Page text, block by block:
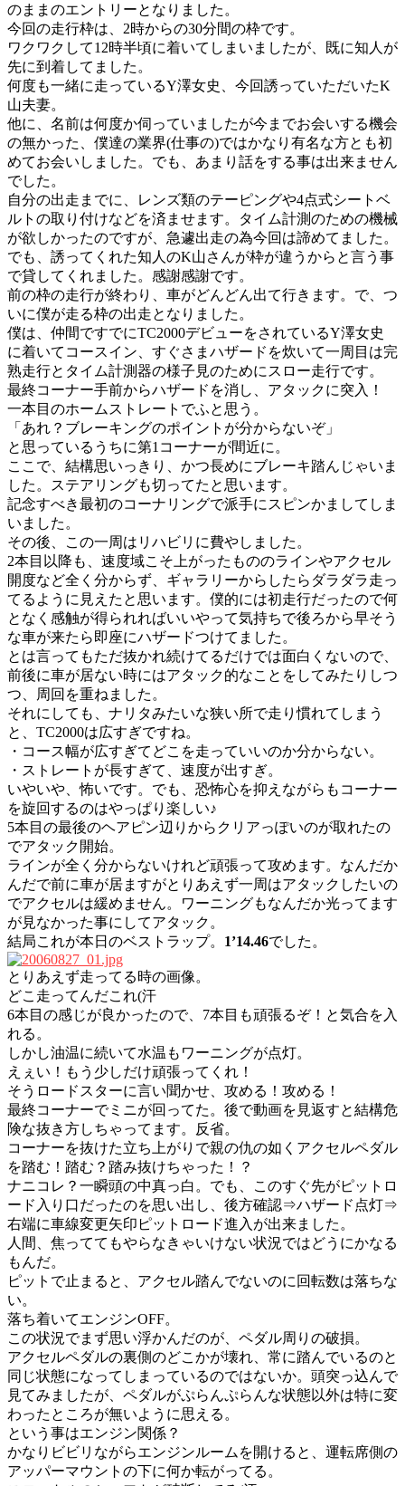
のままのエントリーとなりました。
今回の走行枠は、2時からの30分間の枠です。
ワクワクして12時半頃に着いてしまいましたが、既に知人が
先に到着してました。
何度も一緒に走っているY澤女史、今回誘っていただいたK
山夫妻。
他に、名前は何度か伺っていましたが今までお会いする機会
の無かった、僕達の業界(仕事の)ではかなり有名な方とも初
めてお会いしました。でも、あまり話をする事は出来ません
でした。
自分の出走までに、レンズ類のテーピングや4点式シートベ
ルトの取り付けなどを済ませます。タイム計測のための機械
が欲しかったのですが、急遽出走の為今回は諦めてました。
でも、誘ってくれた知人のK山さんが枠が違うからと言う事
で貸してくれました。感謝感謝です。
前の枠の走行が終わり、車がどんどん出て行きます。で、つ
いに僕が走る枠の出走となりました。
僕は、仲間ですでにTC2000デビューをされているY澤女史
に着いてコースイン、すぐさまハザードを炊いて一周目は完
熟走行とタイム計測器の様子見のためにスロー走行です。
最終コーナー手前からハザードを消し、アタックに突入！
一本目のホームストレートでふと思う。
「あれ？ブレーキングのポイントが分からないぞ」
と思っているうちに第1コーナーが間近に。
ここで、結構思いっきり、かつ長めにブレーキ踏んじゃいま
した。ステアリングも切ってたと思います。
記念すべき最初のコーナリングで派手にスピンかましてしま
いました。
その後、この一周はリハビリに費やしました。
2本目以降も、速度域こそ上がったもののラインやアクセル
開度など全く分からず、ギャラリーからしたらダラダラ走っ
てるように見えたと思います。僕的には初走行だったので何
となく感触が得られればいいやって気持ちで後ろから早そう
な車が来たら即座にハザードつけてました。
とは言ってもただ抜かれ続けてるだけでは面白くないので、
前後に車が居ない時にはアタック的なことをしてみたりしつ
つ、周回を重ねました。
それにしても、ナリタみたいな狭い所で走り慣れてしまう
と、TC2000は広すぎですね。
・コース幅が広すぎてどこを走っていいのか分からない。
・ストレートが長すぎて、速度が出すぎ。
いやいや、怖いです。でも、恐怖心を抑えながらもコーナー
を旋回するのはやっぱり楽しい♪
5本目の最後のヘアピン辺りからクリアっぽいのが取れたの
でアタック開始。
ラインが全く分からないけれど頑張って攻めます。なんだか
んだで前に車が居ますがとりあえず一周はアタックしたいの
でアクセルは緩めません。ワーニングもなんだか光ってます
が見なかった事にしてアタック。
結局これが本日のベストラップ。 1’14.46でした。
とりあえず走ってる時の画像。
どこ走ってんだこれ(汗
6本目の感じが良かったので、7本目も頑張るぞ！と気合を入
れる。
しかし油温に続いて水温もワーニングが点灯。
えぇい！もう少しだけ頑張ってくれ！
そうロードスターに言い聞かせ、攻める！攻める！
最終コーナーでミニが回ってた。後で動画を見返すと結構危
険な抜き方しちゃってます。反省。
コーナーを抜けた立ち上がりで親の仇の如くアクセルペダル
を踏む！踏む？踏み抜けちゃった！？
ナニコレ？一瞬頭の中真っ白。でも、このすぐ先がピットロ
ード入り口だったのを思い出し、後方確認⇒ハザード点灯⇒
右端に車線変更矢印ピットロード進入が出来ました。
人間、焦っててもやらなきゃいけない状況ではどうにかなる
もんだ。
ピットで止まると、アクセル踏んでないのに回転数は落ちな
い。
落ち着いてエンジンOFF。
この状況でまず思い浮かんだのが、ペダル周りの破損。
アクセルペダルの裏側のどこかが壊れ、常に踏んでいるのと
同じ状態になってしまっているのではないか。頭突っ込んで
見てみましたが、ペダルがぷらんぷらんな状態以外は特に変
わったところが無いように思える。
という事はエンジン関係？
かなりビビリながらエンジンルームを開けると、運転席側の
アッパーマウントの下に何か転がってる。